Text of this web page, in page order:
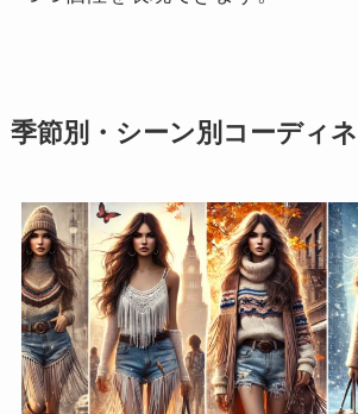
季節別・シーン別コーディ